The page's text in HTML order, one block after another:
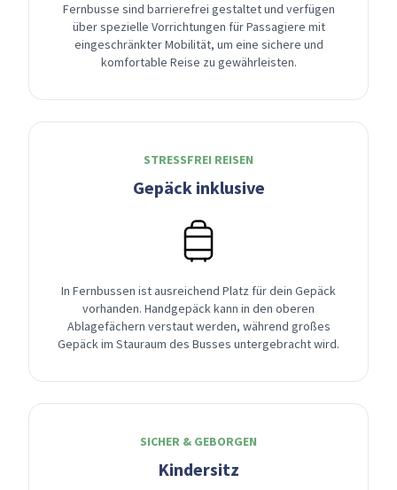
Fernbusse sind barrierefrei gestaltet und verfügen
über spezielle Vorrichtungen für Passagiere mit
eingeschränkter Mobilität, um eine sichere und
komfortable Reise zu gewährleisten.
STRESSFREI REISEN
Gepäck inklusive
In Fernbussen ist ausreichend Platz für dein Gepäck
vorhanden. Handgepäck kann in den oberen
Ablagefächern verstaut werden, während großes
Gepäck im Stauraum des Busses untergebracht wird.
SICHER & GEBORGEN
Kindersitz